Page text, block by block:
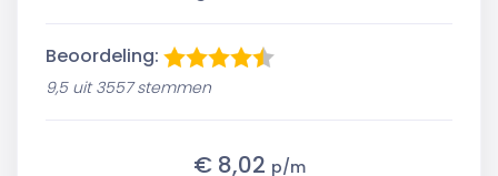
Beoordeling:
9,5 uit 3557 stemmen
€ 8,02 p/m